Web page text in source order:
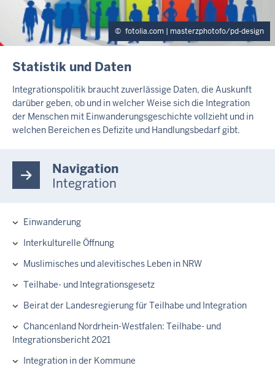
fotolia.com | masterzphotofo/pd-design
I
H
A
T
S
E
Statistik und Daten
Integrationspolitik braucht zuverlässige Daten, die Auskunft
darüber geben, ob und in welcher Weise sich die Integration
der Menschen mit Einwanderungsgeschichte vollzieht und in
welchen Bereichen es Defizite und Handlungsbedarf gibt.
Navigation
Integration
Hauptnavigation
Einwanderung
Interkulturelle Öffnung
Muslimisches und alevitisches Leben in NRW
Teilhabe- und Integrationsgesetz
Beirat der Landesregierung für Teilhabe und Integration
Chancenland Nordrhein-Westfalen: Teilhabe- und
Integrationsbericht 2021
Integration in der Kommune